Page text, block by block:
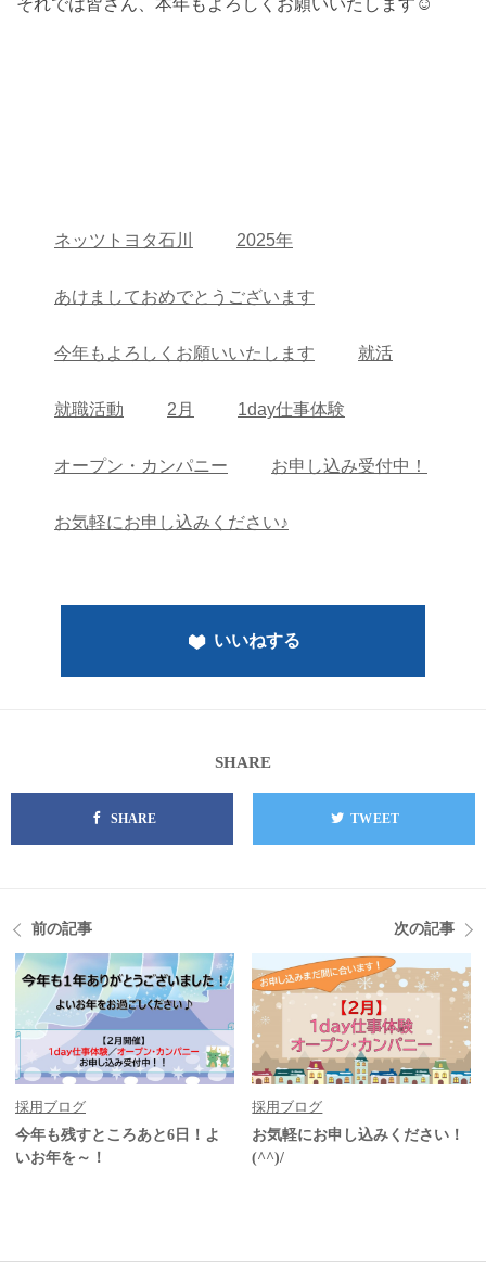
それでは皆さん、本年もよろしくお願いいたします☺
ネッツトヨタ石川 2025年
あけましておめでとうございます
今年もよろしくお願いいたします 就活
就職活動 2月 1day仕事体験
オープン・カンパニー お申し込み受付中！
お気軽にお申し込みください♪
いいねする
SHARE
SHARE TWEET
前の記事
採用ブログ
今年も残すところあと6日！よ
いお年を～！
次の記事
採用ブログ
お気軽にお申し込みください！
(^^)/